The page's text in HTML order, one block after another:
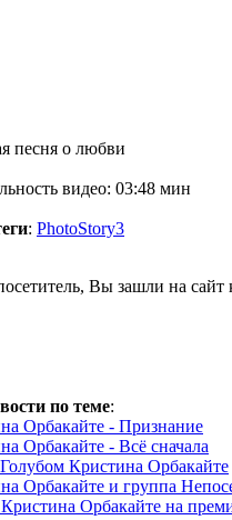
песня о любви
видео: 03:48 мин
: PhotoStory3
Вы зашли на сайт
по теме:
Орбакайте - Признание
Орбакайте - Всё сначала
Кристина Орбакайте
Орбакайте и группа
Орбакайте на